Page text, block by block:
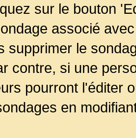
sur le bouton
associé
supprimer le
contre, si une
pourront l'éditer
en